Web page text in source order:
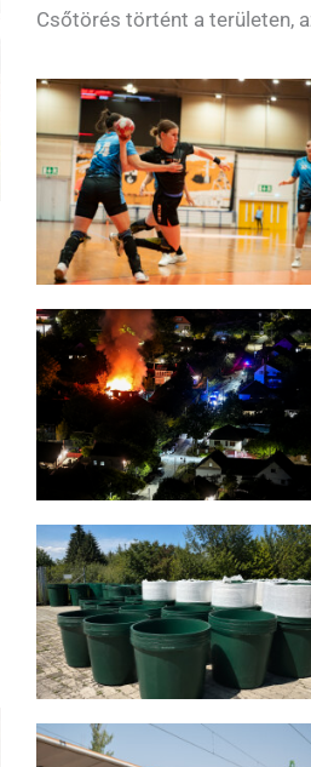
Csőtörés történt a területen,